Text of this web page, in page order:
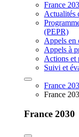
France
Actualités
(PEPR)
Appels en
Appels à
Actions et
Suivi et
France
France
France 2030